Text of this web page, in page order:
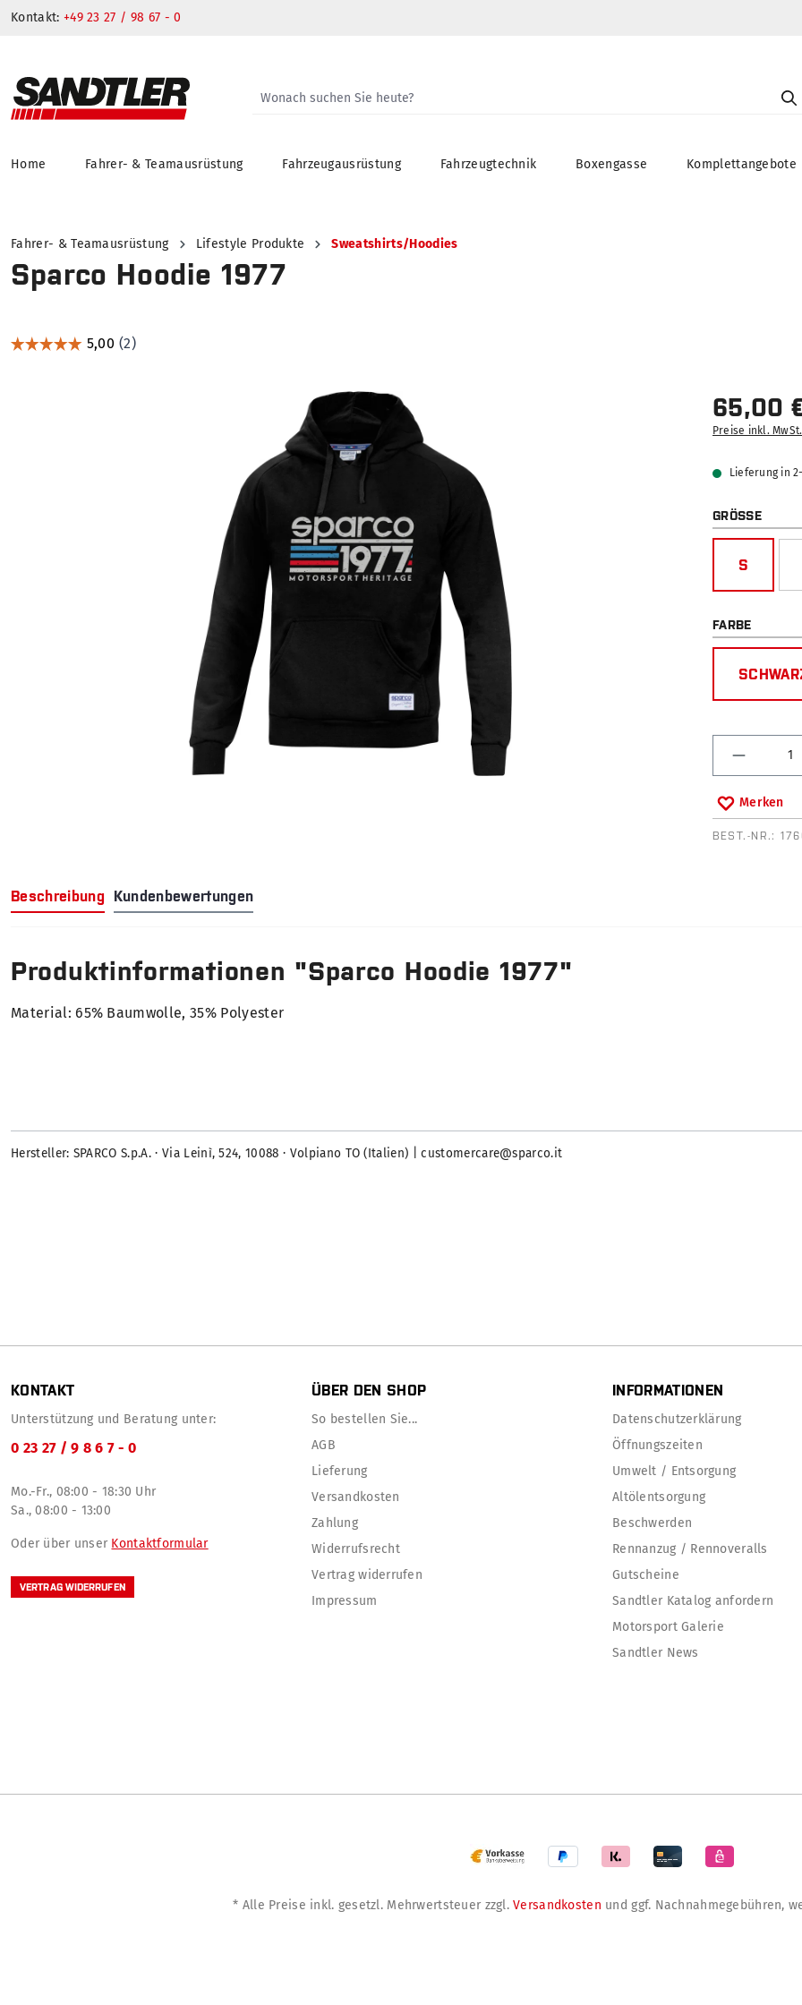
Kontakt: +49 23 27 / 98 67 - 0
Home Fahrer- & Teamausrüstung Fahrzeugausrüstung Fahrzeugtechnik Boxengasse Komplettangebote
Fahrer- & Teamausrüstung Lifestyle Produkte Sweatshirts/Hoodies
Sparco Hoodie 1977
65,00
Preise inkl.
Lieferung in
GRÖSSE
S
FARBE
Merken
BEST.-NR.:
Beschreibung Kundenbewertungen
Produktinformationen "Sparco Hoodie 1977"
Material: 65% Baumwolle, 35% Polyester
Hersteller: SPARCO S.p.A. · Via Leinì, 524, 10088 · Volpiano TO (Italien) | customercare@sparco.it
KONTAKT
Unterstützung und Beratung unter:
0 23 27 / 9 8 6 7 - 0
Mo.-Fr., 08:00 - 18:30 Uhr
Sa., 08:00 - 13:00
Oder über unser Kontaktformular
VERTRAG WIDERRUFEN
ÜBER DEN SHOP
So bestellen Sie...
AGB
Lieferung
Versandkosten
Zahlung
Widerrufsrecht
Vertrag widerrufen
Impressum
INFORMATIONEN
Datenschutzerklärung
Öffnungszeiten
Umwelt / Entsorgung
Altölentsorgung
Beschwerden
Rennanzug / Rennoveralls
Gutscheine
Sandtler Katalog anfordern
Motorsport Galerie
Sandtler News
* Alle Preise inkl. gesetzl. Mehrwertsteuer zzgl.Versandkosten und ggf. Nachnahmegebühren,